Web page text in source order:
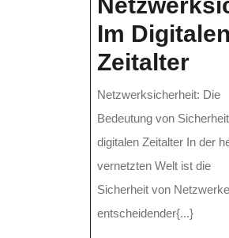
Im Digitalen
ZeitalterDie
Von
Im
Netzwerksicherheit: Die
Bedeutung von
digitalen Zeitalter In der
vernetzten Welt ist die
Sicherheit von
entscheidender{...}